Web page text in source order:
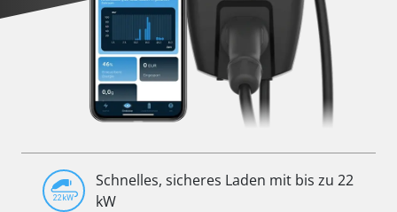
Schnelles, sicheres Laden mit bis zu 22
kW